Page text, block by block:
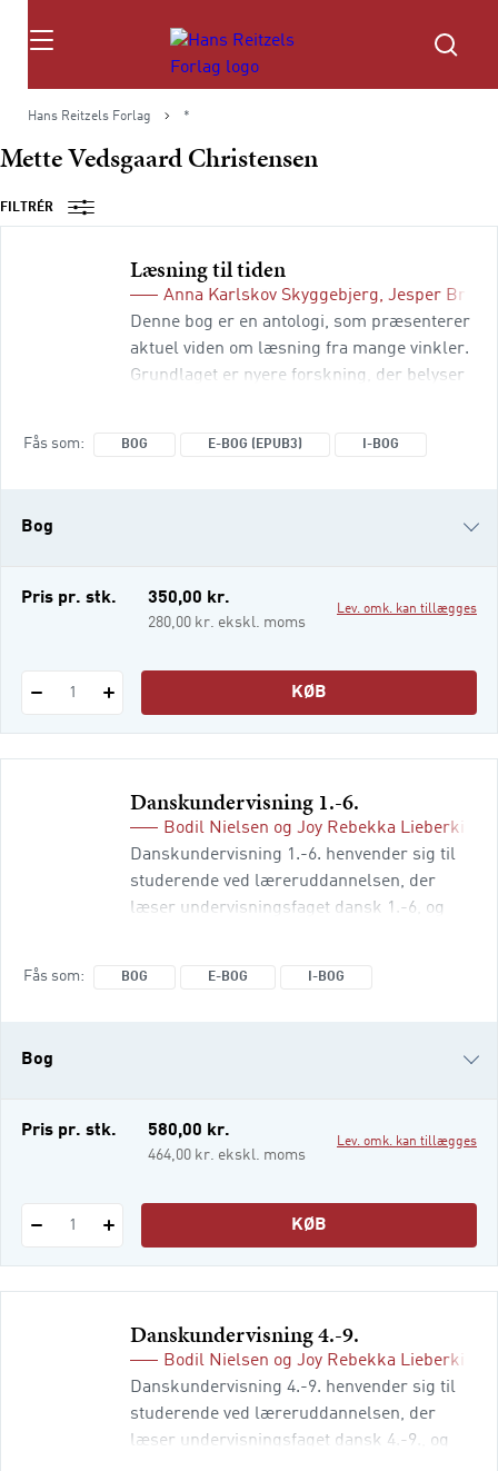
Søg
Hans Reitzels Forlag *
Mette Vedsgaard Christensen
FILTRÉR
Læsning til tiden
Anna Karlskov Skyggebjerg, Jesper
Denne bog er en antologi, som præsenterer
aktuel viden om læsning fra mange vinkler.
Grundlaget er nyere forskning, der belyser
dannelse, børnelitteratur og læsning med
kunstig intellige
Fås som BOG E-BOG (EPUB3) I-BOG
Bog
e-bog (epub3)
Pris pr. stk. 350,00 kr.
280,00 kr. ekskl. moms
Lev. omk. kan tillægges
1 KØB
Danskundervisning 1.-6.
Bodil Nielsen og Joy Rebekka Lieberkind
Danskundervisning 1.-6. henvender sig til
studerende ved læreruddannelsen, der
læser undervisningsfaget dansk 1.-6, og
Fås som BOG E-BOG I-BOG
Bog
e-bog
Pris pr. stk. 580,00 kr.
464,00 kr. ekskl. moms
Lev. omk. kan tillægges
1 KØB
Danskundervisning 4.-9.
Bodil Nielsen og Joy Rebekka Lieberkind
Danskundervisning 4.-9. henvender sig til
studerende ved læreruddannelsen, der
læser undervisningsfaget dansk 4.-9., og